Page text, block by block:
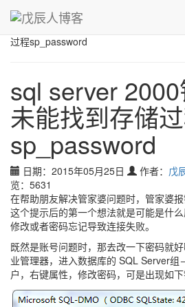
青，取之于蓝而青于蓝；冰，水为之而寒于
戊辰人博客 ›
sql server
过程sp_password
sql server
未能找到存储
sp_password
日期：2015年05月25日 作者： 戊
览：5631
在帮助朋友解决管家婆问题时，管家婆
这个提示后的第一个想法就是可能是什
修改或者密码忘记导致连接失败。
既然是账号问题时，那去改一下密码就
业管理器，进入数据库的 SQL Server
户，右键属性，修改密码，可是出现如下